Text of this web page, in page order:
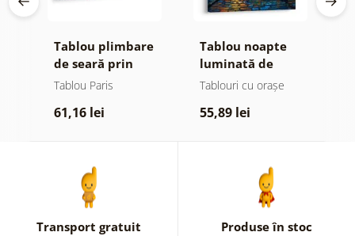
Tablou plimbare
de seară prin
Paris
Tablou Paris
61,16 lei
Tablou noapte
luminată de
lampă
Tablouri cu orașe
55,89 lei
Transport gratuit Produse în stoc